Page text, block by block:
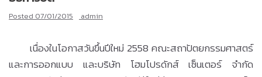
Posted 07/01/2015 admin
เนื่องในโอกาสวันขึ้นปีใหม่ 2558 คณะสถาปัตยกรรมศาสตร์
และการออกแบบ และบริษัท โฮมโปรดักส์ เซ็นเตอร์ จำกัด